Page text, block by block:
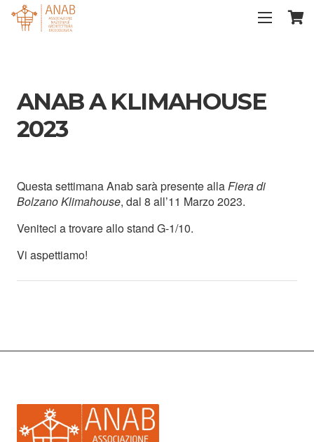
ANAB A KLIMAHOUSE
2023
Questa settimana Anab sarà presente allaFiera di
Bolzano Klimahouse, dal 8 all’11 Marzo 2023.
Veniteci a trovare allo stand G-1/10.
Vi aspettiamo!